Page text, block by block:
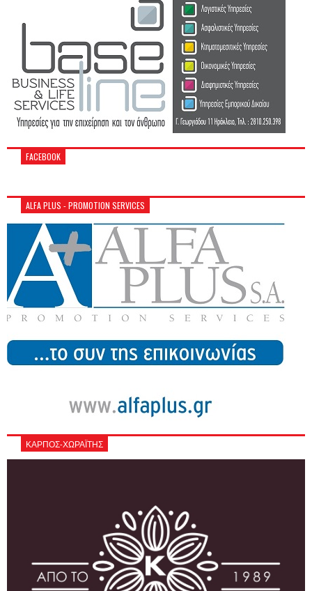
FACEBOOK
ALFA PLUS - PROMOTION SERVICES
ΚΑΡΠΟΣ-ΧΩΡΑΪΤΗΣ